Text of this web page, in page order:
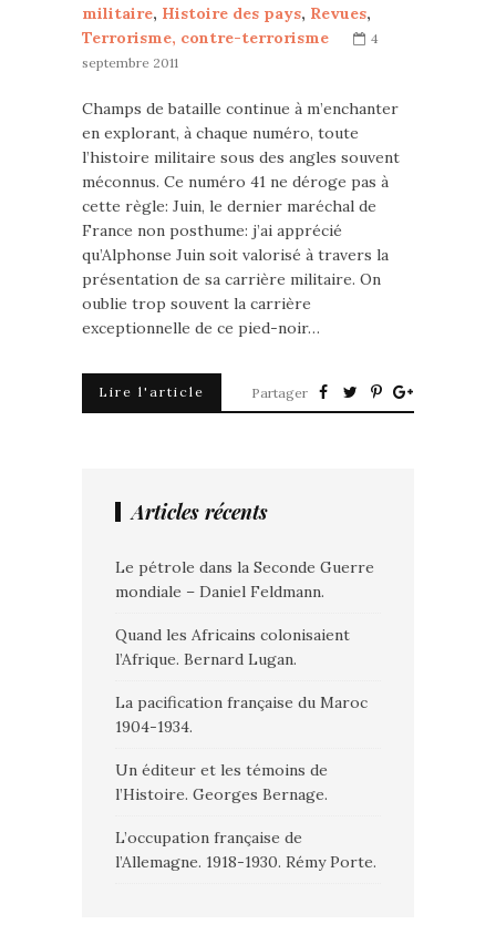
militaire, Histoire des pays, Revues,
Terrorisme, contre-terrorisme
4
septembre 2011
Champs de bataille continue à m’enchanter
en explorant, à chaque numéro, toute
l’histoire militaire sous des angles souvent
méconnus. Ce numéro 41 ne déroge pas à
cette règle: Juin, le dernier maréchal de
France non posthume: j’ai apprécié
qu’Alphonse Juin soit valorisé à travers la
présentation de sa carrière militaire. On
oublie trop souvent la carrière
exceptionnelle de ce pied-noir…
Lire l'article Partager
Articles récents
Le pétrole dans la Seconde Guerre
mondiale – Daniel Feldmann.
Quand les Africains colonisaient
l’Afrique. Bernard Lugan.
La pacification française du Maroc
1904-1934.
Un éditeur et les témoins de
l’Histoire. Georges Bernage.
L’occupation française de
l’Allemagne. 1918-1930. Rémy Porte.